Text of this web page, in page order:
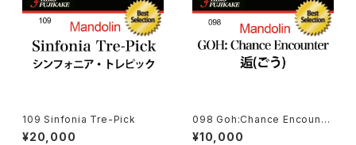
109 Sinfonia Tre-Pick
¥20,000
098 Goh:Chance Encounte
r（逅）
¥10,000